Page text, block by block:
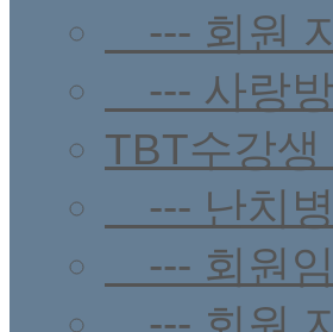
--- 회원
--- 사랑방
TBT수강생
--- 난치
--- 회원